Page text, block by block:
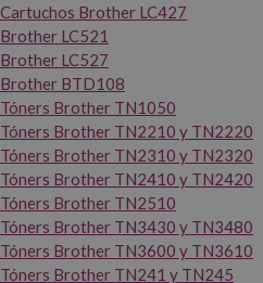
Cartuchos Brother LC427
Brother LC521
Brother LC527
Brother BTD108
Tóners Brother TN1050
Tóners Brother TN2210 y TN2220
Tóners Brother TN2310 y TN2320
Tóners Brother TN2410 y TN2420
Tóners Brother TN2510
Tóners Brother TN3430 y TN3480
Tóners Brother TN3600 y TN3610
Tóners Brother TN241 y TN245